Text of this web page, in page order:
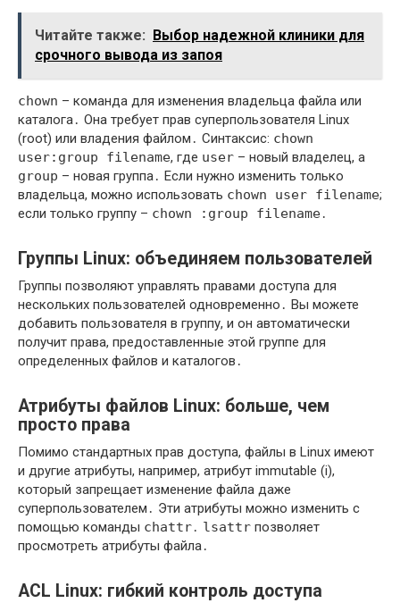
Читайте также: Выбор надежной клиники для
срочного вывода из запоя
chown – команда для изменения владельца файла или
каталога․ Она требует прав суперпользователя Linux
(root) или владения файлом․ Синтаксис: chown
user:group filename, где user – новый владелец, а
group – новая группа․ Если нужно изменить только
владельца, можно использовать chown user filename;
если только группу – chown :group filename․
Группы Linux: объединяем пользователей
Группы позволяют управлять правами доступа для
нескольких пользователей одновременно․ Вы можете
добавить пользователя в группу, и он автоматически
получит права, предоставленные этой группе для
определенных файлов и каталогов․
Атрибуты файлов Linux: больше, чем
просто права
Помимо стандартных прав доступа, файлы в Linux имеют
и другие атрибуты, например, атрибут immutable (i),
который запрещает изменение файла даже
суперпользователем․ Эти атрибуты можно изменить с
помощью команды chattr․ lsattr позволяет
просмотреть атрибуты файла․
ACL Linux: гибкий контроль доступа